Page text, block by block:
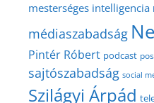
mesterséges intelligencia
médiaszabadság
Pintér Róbert podcast
sajtószabadság social
Szilágyi Árpád